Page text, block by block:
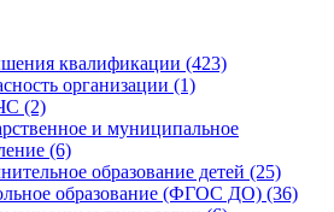
квалификации (423)
организации (1)
(2)
и муниципальное
(6)
образование детей (25)
образование (ФГОС ДО) (36)